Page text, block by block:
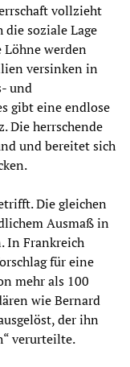
vollzieht
soziale Lage
werden
versinken in
und
gibt eine endlose
Die herrschende
und bereitet sich
Die gleichen
Ausmaß in
In Frankreich
für eine
mehr als 100
wie Bernard
der ihn
verurteilte.